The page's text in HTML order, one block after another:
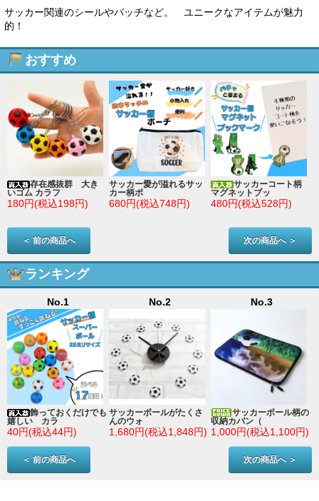
サッカー関連のシールやバッチなど。 ユニークなアイテムが魅力
的！
おすすめ
存在感抜群 大き
いゴム カラフ
180円(税込198円)
サッカー愛が溢れるサッ
カー柄ポ
680円(税込748円)
サッカーコート柄
マグネットブッ
480円(税込528円)
＜ 前の商品へ 次の商品へ ＞
ランキング
No.1
飾っておくだけでも
嬉しい カラ
40円(税込44円)
No.2
サッカーボールがたくさ
んのウォ
1,680円(税込1,848円)
No.3
サッカーボール柄の
収納カバン（
1,000円(税込1,100円)
＜ 前の商品へ 次の商品へ ＞